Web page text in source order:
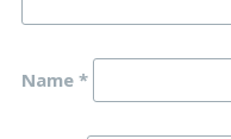
Name *